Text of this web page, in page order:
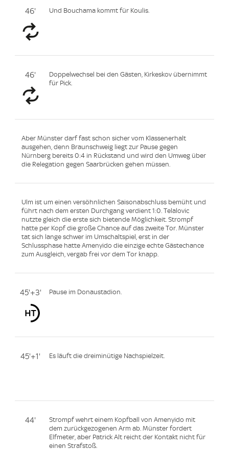
46' Und Bouchama kommt für Koulis.
46'
Doppelwechsel bei den Gästen, Kirkeskov übernimmt
für Pick.
Aber Münster darf fast schon sicher vom Klassenerhalt
ausgehen, denn Braunschweig liegt zur Pause gegen
Nürnberg bereits 0:4 in Rückstand und wird den Umweg über
die Relegation gegen Saarbrücken gehen müssen.
Ulm ist um einen versöhnlichen Saisonabschluss bemüht und
führt nach dem ersten Durchgang verdient 1:0. Telalovic
nutzte gleich die erste sich bietende Möglichkeit. Strompf
hatte per Kopf die große Chance auf das zweite Tor. Münster
tat sich lange schwer im Umschaltspiel, erst in der
Schlussphase hatte Amenyido die einzige echte Gästechance
zum Ausgleich, vergab frei vor dem Tor knapp.
45'+3' Pause im Donaustadion.
45'+1' Es läuft die dreiminütige Nachspielzeit.
44'
Strompf wehrt einem Kopfball von Amenyido mit
dem zurückgezogenen Arm ab. Münster fordert
Elfmeter, aber Patrick Alt reicht der Kontakt nicht für
einen Strafstoß.